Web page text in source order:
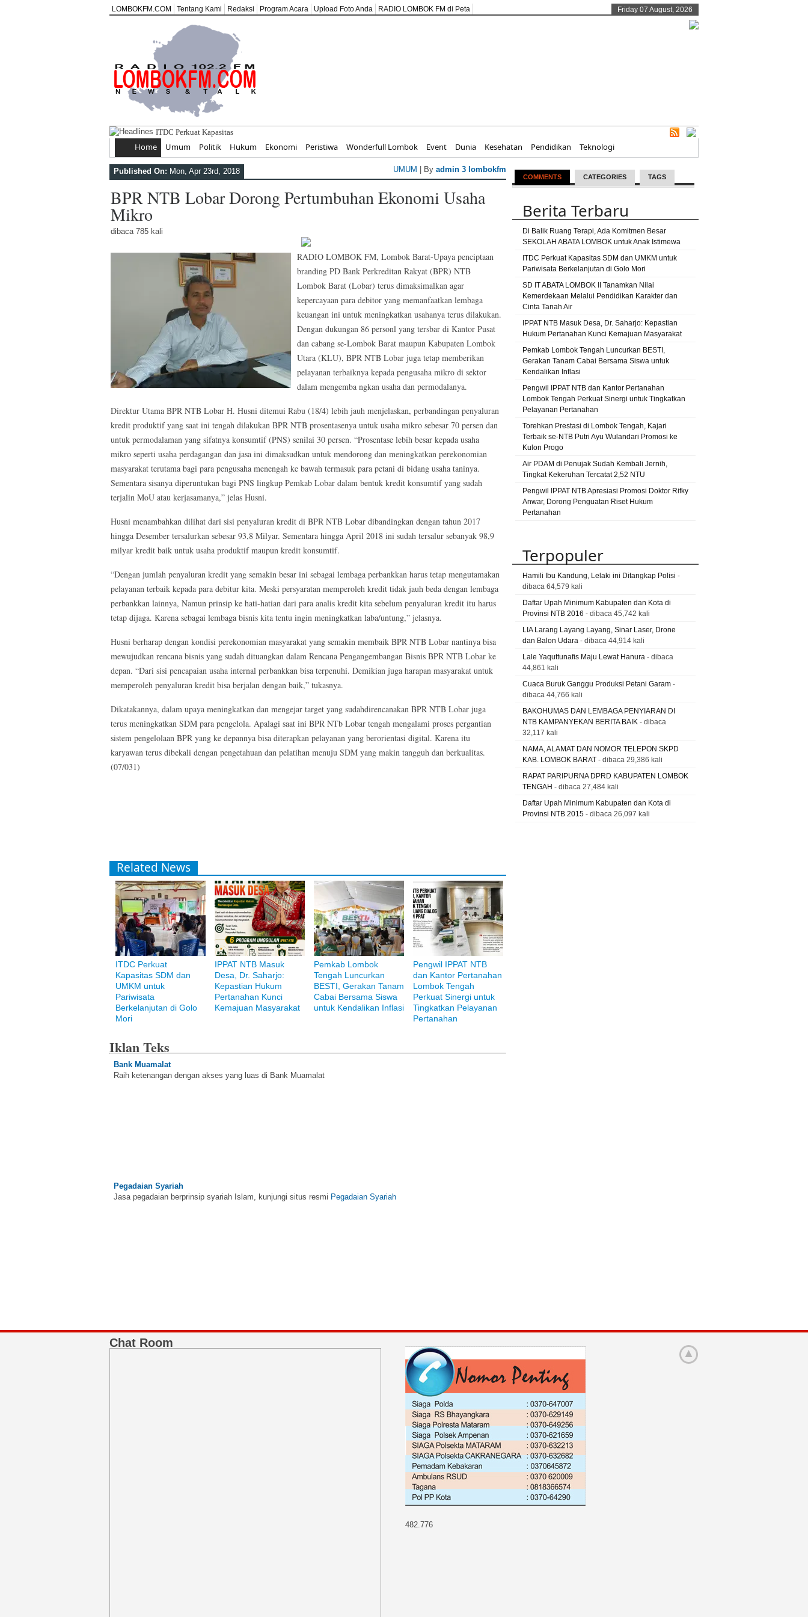
LOMBOKFM.COM Tentang Kami Redaksi Program Acara Upload Foto Anda RADIO LOMBOK FM di Peta Friday 07 August, 2026
ITDC Perkuat Kapasitas SDM dan UMKM untu
Home Umum Politik Hukum Ekonomi Peristiwa Wonderfull Lombok Event Dunia Kesehatan Pendidikan Teknologi
Published On: Mon, Apr 23rd, 2018 UMUM | By admin 3 lombokfm
BPR NTB Lobar Dorong Pertumbuhan Ekonomi Usaha
Mikro
dibaca 785 kali
RADIO LOMBOK FM, Lombok Barat-Upaya penciptaan
branding PD Bank Perkreditan Rakyat (BPR) NTB
Lombok Barat (Lobar) terus dimaksimalkan agar
kepercayaan para debitor yang memanfaatkan lembaga
keuangan ini untuk meningkatkan usahanya terus dilakukan.
Dengan dukungan 86 personl yang tersbar di Kantor Pusat
dan cabang se-Lombok Barat maupun Kabupaten Lombok
Utara (KLU), BPR NTB Lobar juga tetap memberikan
pelayanan terbaiknya kepada pengusaha mikro di sektor
dalam mengemba ngkan usaha dan permodalanya.
Direktur Utama BPR NTB Lobar H. Husni ditemui Rabu (18/4) lebih jauh menjelaskan, perbandingan penyaluran
kredit produktif yang saat ini tengah dilakukan BPR NTB prosentasenya untuk usaha mikro sebesar 70 persen dan
untuk permodalaman yang sifatnya konsumtif (PNS) senilai 30 persen. “Prosentase lebih besar kepada usaha
mikro seperti usaha perdagangan dan jasa ini dimaksudkan untuk mendorong dan meningkatkan perekonomian
masyarakat terutama bagi para pengusaha menengah ke bawah termasuk para petani di bidang usaha taninya.
Sementara sisanya diperuntukan bagi PNS lingkup Pemkab Lobar dalam bentuk kredit konsumtif yang sudah
terjalin MoU atau kerjasamanya,” jelas Husni.
Husni menambahkan dilihat dari sisi penyaluran kredit di BPR NTB Lobar dibandingkan dengan tahun 2017
hingga Desember tersalurkan sebesar 93,8 Milyar. Sementara hingga April 2018 ini sudah tersalur sebanyak 98,9
milyar kredit baik untuk usaha produktif maupun kredit konsumtif.
“Dengan jumlah penyaluran kredit yang semakin besar ini sebagai lembaga perbankkan harus tetap mengutamakan
pelayanan terbaik kepada para debitur kita. Meski persyaratan memperoleh kredit tidak jauh beda dengan lembaga
perbankkan lainnya, Namun prinsip ke hati-hatian dari para analis kredit kita sebelum penyaluran kredit itu harus
tetap dijaga. Karena sebagai lembaga bisnis kita tentu ingin meningkatkan laba/untung,” jelasnya.
Husni berharap dengan kondisi perekonomian masyarakat yang semakin membaik BPR NTB Lobar nantinya bisa
mewujudkan rencana bisnis yang sudah dituangkan dalam Rencana Pengangembangan Bisnis BPR NTB Lobar ke
depan. “Dari sisi pencapaian usaha internal perbankkan bisa terpenuhi. Demikian juga harapan masyarakat untuk
memperoleh penyaluran kredit bisa berjalan dengan baik,” tukasnya.
Dikatakannya, dalam upaya meningkatkan dan mengejar target yang sudahdirencanakan BPR NTB Lobar juga
terus meningkatkan SDM para pengelola. Apalagi saat ini BPR NTb Lobar tengah mengalami proses pergantian
sistem pengelolaan BPR yang ke depannya bisa diterapkan pelayanan yang berorientasi digital. Karena itu
karyawan terus dibekali dengan pengetahuan dan pelatihan menuju SDM yang makin tangguh dan berkualitas.
(07/031)
Related News
ITDC Perkuat
Kapasitas SDM dan
UMKM untuk
Pariwisata
Berkelanjutan di Golo
Mori
IPPAT NTB Masuk
Desa, Dr. Saharjo:
Kepastian Hukum
Pertanahan Kunci
Kemajuan Masyarakat
Pemkab Lombok
Tengah Luncurkan
BESTI, Gerakan Tanam
Cabai Bersama Siswa
untuk Kendalikan Inflasi
Pengwil IPPAT NTB
dan Kantor Pertanahan
Lombok Tengah
Perkuat Sinergi untuk
Tingkatkan Pelayanan
Pertanahan
Iklan Teks
Bank Muamalat
Raih ketenangan dengan akses yang luas di Bank Muamalat
Pegadaian Syariah
Jasa pegadaian berprinsip syariah Islam, kunjungi situs resmi Pegadaian Syariah
COMMENTS CATEGORIES TAGS
Berita Terbaru
Di Balik Ruang Terapi, Ada Komitmen Besar
SEKOLAH ABATA LOMBOK untuk Anak Istimewa
ITDC Perkuat Kapasitas SDM dan UMKM untuk
Pariwisata Berkelanjutan di Golo Mori
SD IT ABATA LOMBOK II Tanamkan Nilai
Kemerdekaan Melalui Pendidikan Karakter dan
Cinta Tanah Air
IPPAT NTB Masuk Desa, Dr. Saharjo: Kepastian
Hukum Pertanahan Kunci Kemajuan Masyarakat
Pemkab Lombok Tengah Luncurkan BESTI,
Gerakan Tanam Cabai Bersama Siswa untuk
Kendalikan Inflasi
Pengwil IPPAT NTB dan Kantor Pertanahan
Lombok Tengah Perkuat Sinergi untuk Tingkatkan
Pelayanan Pertanahan
Torehkan Prestasi di Lombok Tengah, Kajari
Terbaik se-NTB Putri Ayu Wulandari Promosi ke
Kulon Progo
Air PDAM di Penujak Sudah Kembali Jernih,
Tingkat Kekeruhan Tercatat 2,52 NTU
Pengwil IPPAT NTB Apresiasi Promosi Doktor Rifky
Anwar, Dorong Penguatan Riset Hukum
Pertanahan
Terpopuler
Hamili Ibu Kandung, Lelaki ini Ditangkap Polisi -
dibaca 64,579 kali
Daftar Upah Minimum Kabupaten dan Kota di
Provinsi NTB 2016 - dibaca 45,742 kali
LIA Larang Layang Layang, Sinar Laser, Drone
dan Balon Udara - dibaca 44,914 kali
Lale Yaquttunafis Maju Lewat Hanura - dibaca
44,861 kali
Cuaca Buruk Ganggu Produksi Petani Garam -
dibaca 44,766 kali
BAKOHUMAS DAN LEMBAGA PENYIARAN DI
NTB KAMPANYEKAN BERITA BAIK - dibaca
32,117 kali
NAMA, ALAMAT DAN NOMOR TELEPON SKPD
KAB. LOMBOK BARAT - dibaca 29,386 kali
RAPAT PARIPURNA DPRD KABUPATEN LOMBOK
TENGAH - dibaca 27,484 kali
Daftar Upah Minimum Kabupaten dan Kota di
Provinsi NTB 2015 - dibaca 26,097 kali
Chat Room
482.776